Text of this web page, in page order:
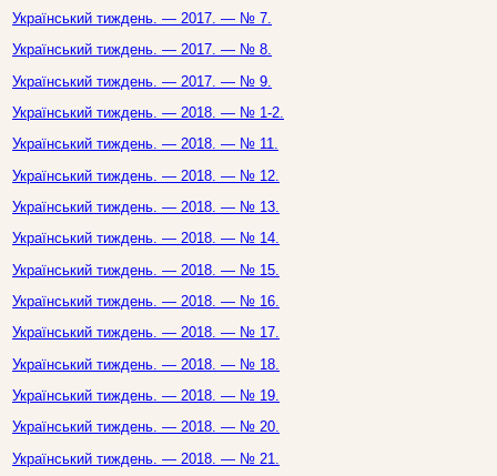
Український тиждень. — 2017. — № 7.
Український тиждень. — 2017. — № 8.
Український тиждень. — 2017. — № 9.
Український тиждень. — 2018. — № 1-2.
Український тиждень. — 2018. — № 11.
Український тиждень. — 2018. — № 12.
Український тиждень. — 2018. — № 13.
Український тиждень. — 2018. — № 14.
Український тиждень. — 2018. — № 15.
Український тиждень. — 2018. — № 16.
Український тиждень. — 2018. — № 17.
Український тиждень. — 2018. — № 18.
Український тиждень. — 2018. — № 19.
Український тиждень. — 2018. — № 20.
Український тиждень. — 2018. — № 21.